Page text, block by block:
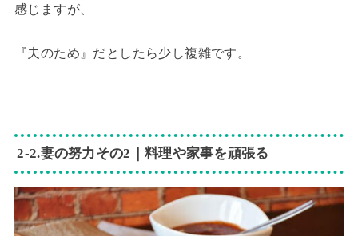
感じますが、
『夫のため』だとしたら少し複雑です。
2-2.妻の努力その2｜料理や家事を頑張る